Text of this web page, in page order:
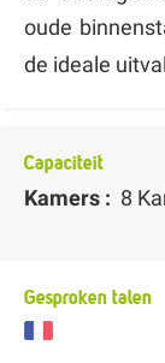
oude
de ideale
Capaciteit
Kamers : 8
Gesproken talen